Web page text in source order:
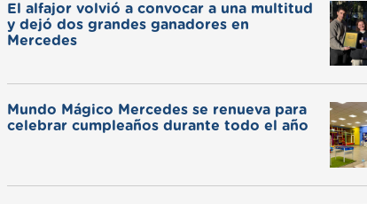
El alfajor volvió a convocar a una multitud
y dejó dos grandes ganadores en
Mercedes
Mundo Mágico Mercedes se renueva para
celebrar cumpleaños durante todo el año